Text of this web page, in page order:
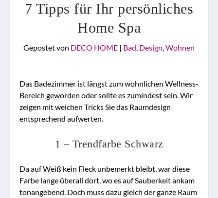
7 Tipps für Ihr persönliches
Home Spa
Gepostet von DECO HOME | Bad, Design,Wohnen
Das Badezimmer ist längst zum wohnlichen Wellness-
Bereich geworden oder sollte es zumindest sein. Wir
zeigen mit welchen Tricks Sie das Raumdesign
entsprechend aufwerten.
1 – Trendfarbe Schwarz
Da auf Weiß kein Fleck unbemerkt bleibt, war diese
Farbe lange überall dort, wo es auf Sauberkeit ankam
tonangebend. Doch muss dazu gleich der ganze Raum